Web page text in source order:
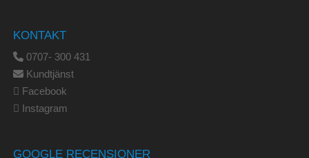
KONTAKT
0707- 300 431
Kundtjänst
Facebook
Instagram
GOOGLE RECENSIONER